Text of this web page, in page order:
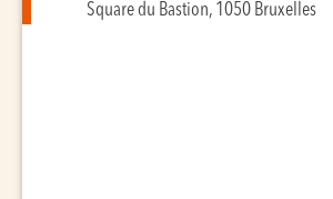
Square du Bastion, 1050 Bruxelles